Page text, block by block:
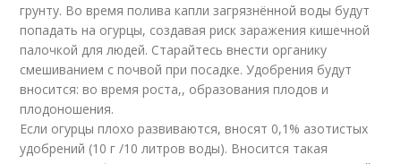
грунту. Во время полива капли загрязнённой воды будут
попадать на огурцы, создавая риск заражения кишечной
палочкой для людей. Старайтесь внести органику
смешиванием с почвой при посадке. Удобрения будут
вносится: во время роста,, образования плодов и
плодоношения.
Если огурцы плохо развиваются, вносят 0,1% азотистых
удобрений (10 г /10 литров воды). Вносится такая